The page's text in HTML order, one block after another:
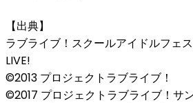
【出典】
ラブライブ！スクールアイドルフェ
LIVE!
©2013 プロジェクトラブライブ！
©2017 プロジェクトラブライブ！サ